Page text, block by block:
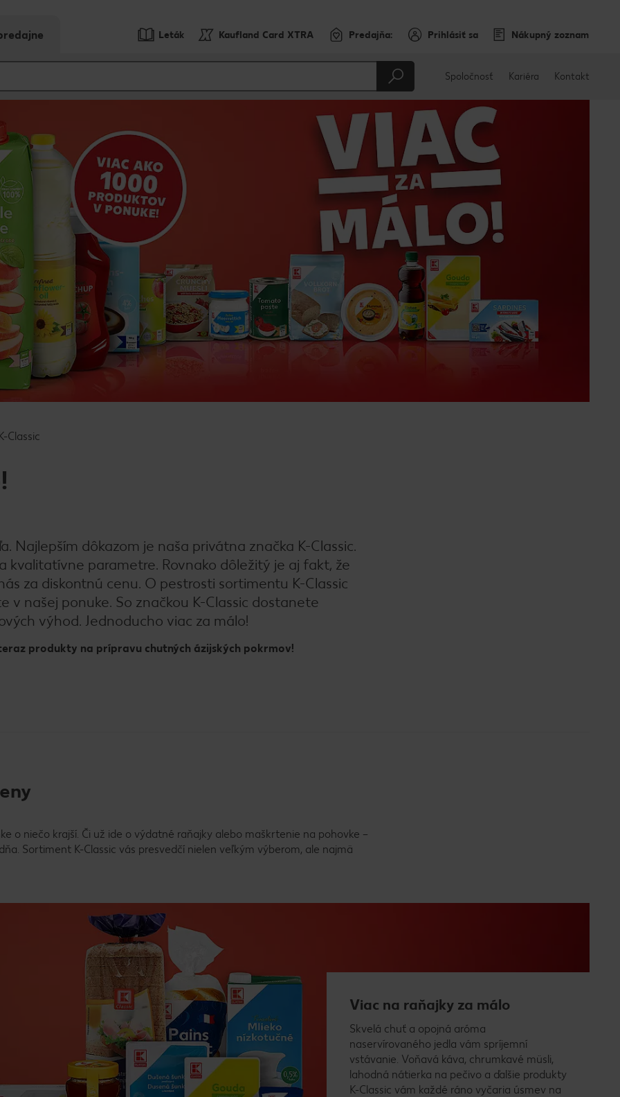
Leták Kaufland Card XTRA Predajňa: Prihlásiť sa Nákupný zoznam
Spoločnosť Kariéra Kontakt
Classic
Najlepším dôkazom je naša privátna značka K-Classic.
kvalitatívne parametre. Rovnako dôležitý je aj fakt, že
za diskontnú cenu. O pestrosti sortimentu K-Classic
v našej ponuke. So značkou K-Classic dostanete
výhod. Jednoducho viac za málo!
produkty na prípravu chutných ázijských pokrmov!
o niečo krajší. Či už ide o výdatné raňajky alebo maškrtenie na pohovke –
Sortiment K-Classic vás presvedčí nielen veľkým výberom, ale najmä
Viac na raňajky za málo
Skvelá chuť a opojná aróma
naservírovaného jedla vám spríjemní
vstávanie. Voňavá káva, chrumkavé müsli,
lahodná nátierka na pečivo a ďalšie produkty
K-Classic vám každé ráno vyčaria úsmev na